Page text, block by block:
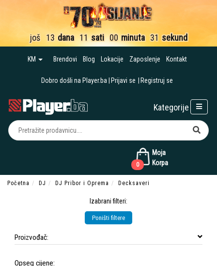
još 13 dana 11 sati 00 minuta 30 sekundi
KM Brendovi Blog Lokacije Zaposlenje Kontakt
Dobro došli na Player.ba Prijavi se Registruj se
Moja
Korpa
0
Kategorije
Početna DJ DJ Pribor i Oprema Decksaveri
Izabrani filteri:
Poništi filtere
Proizvođač:
Opseg cijene: